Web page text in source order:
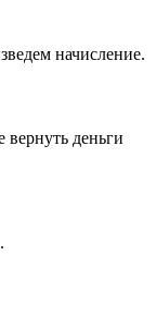
начисление.
деньги